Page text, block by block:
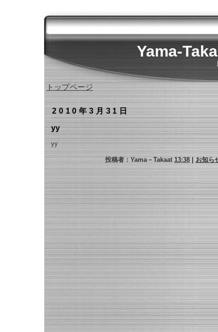
Yama-
トップページ
2010年3月31日
yy
yy
投稿者：Yama－Takaat 13:38| お知ら